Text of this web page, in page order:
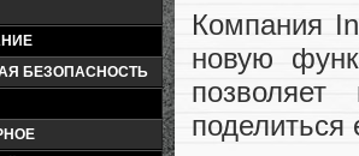
БЕЗОПАСНОСТЬ
Компания
новую